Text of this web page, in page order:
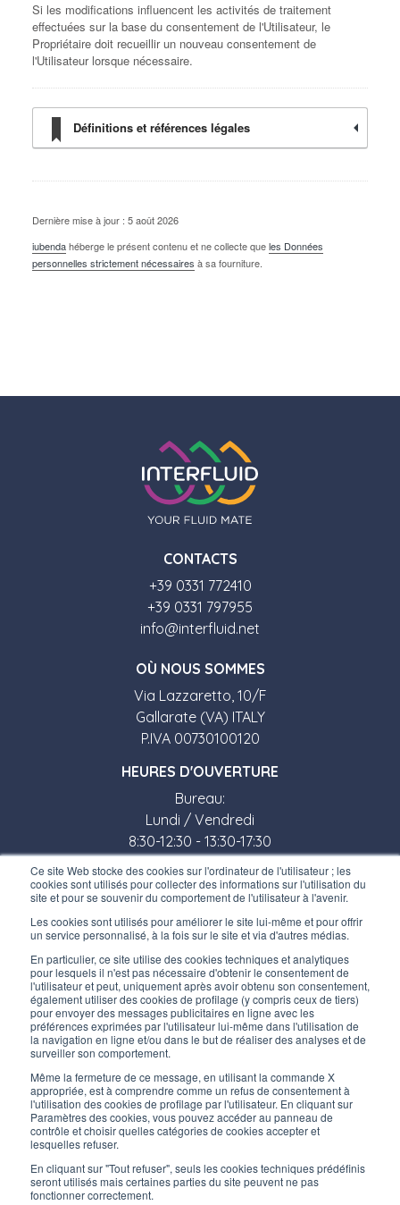
Ce site Web stocke des cookies sur l'ordinateur de l'utilisateur ; les
cookies sont utilisés pour collecter des informations sur l'utilisation du
site et pour se souvenir du comportement de l'utilisateur à l'avenir.
Les cookies sont utilisés pour améliorer le site lui-même et pour offrir
un service personnalisé, à la fois sur le site et via d'autres médias.
En particulier, ce site utilise des cookies techniques et analytiques
pour lesquels il n'est pas nécessaire d'obtenir le consentement de
l'utilisateur et peut, uniquement après avoir obtenu son consentement,
également utiliser des cookies de profilage (y compris ceux de tiers)
pour envoyer des messages publicitaires en ligne avec les
préférences exprimées par l'utilisateur lui-même dans l'utilisation de
la navigation en ligne et/ou dans le but de réaliser des analyses et de
surveiller son comportement.
Même la fermeture de ce message, en utilisant la commande X
appropriée, est à comprendre comme un refus de consentement à
l'utilisation des cookies de profilage par l'utilisateur. En cliquant sur
Paramètres des cookies, vous pouvez accéder au panneau de
contrôle et choisir quelles catégories de cookies accepter et
lesquelles refuser.
En cliquant sur "Tout refuser", seuls les cookies techniques prédéfinis
seront utilisés mais certaines parties du site peuvent ne pas
fonctionner correctement.
Si les modifications influencent les activités de traitement
effectuées sur la base du consentement de l'Utilisateur, le
Propriétaire doit recueillir un nouveau consentement de
l'Utilisateur lorsque nécessaire.
Définitions et références légales
Dernière mise à jour : 5 août 2026
iubendahéberge le présent contenu et ne collecte queles Données
personnelles strictement nécessaires à sa fourniture.
CONTACTS
+39 0331 772410
+39 0331 797955
info@interfluid.net
OÙ NOUS SOMMES
Via Lazzaretto, 10/F
Gallarate (VA) ITALY
P.IVA 00730100120
HEURES D'OUVERTURE
Bureau:
Lundi / Vendredi
8:30-12:30 - 13:30-17:30
Magasin:
Lundi / Vendredi
8:30-12:00 - 13:30-17:00
LIENS UTILES
Inscrivez-vous à notre newsletter
Travaillez avec nous
Les emballages d’Interfluid
Projet de transformation numérique
RESTEZ À JOUR
SUIVEZ-NOUS SUR